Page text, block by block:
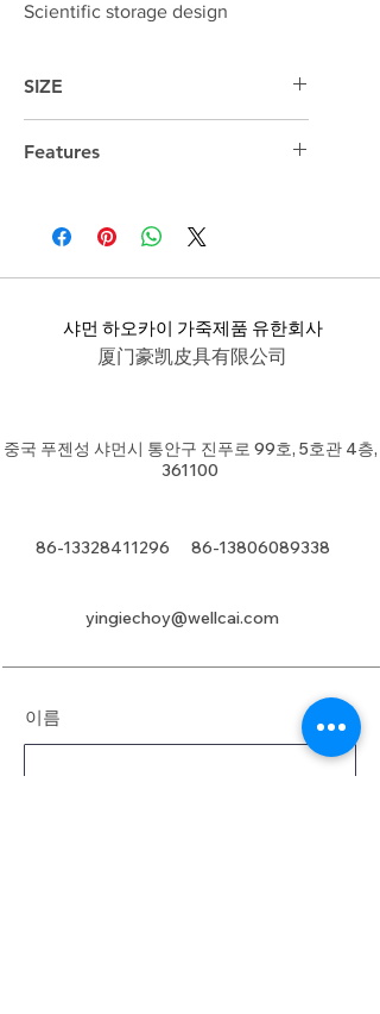
Scientific storage design
SIZE
Features
샤먼 하오카이 가죽제품 유한회사
厦门豪凯皮具有限公司
중국 푸젠성 샤먼시 통안구 진푸로 99호, 5호관 4층,
361100
86-13328411296 86-13806089338
yingiechoy@wellcai.com
이름